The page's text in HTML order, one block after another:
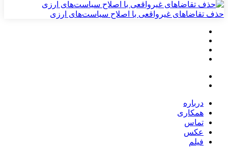
حذف تقاضاهای غیرواقعی با اصلاح سیاست‌های ارزی
درباره
همکاری
تماس
عکس
فیلم